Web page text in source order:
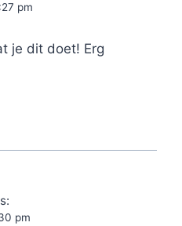
pm
je dit doet! Erg
pm